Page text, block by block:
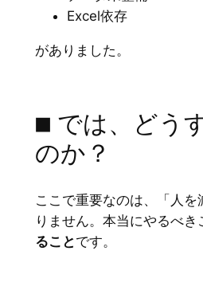
Excel依存
がありました。
■ では、どう
のか？
ここで重要なのは、「人
りません。本当にやるべき
ることです。